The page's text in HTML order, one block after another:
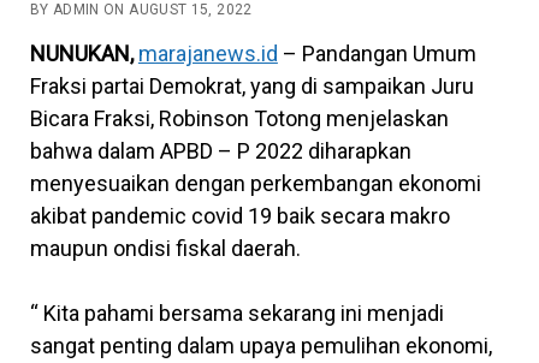
BY ADMIN ON AUGUST 15, 2022
NUNUKAN, marajanews.id – Pandangan Umum
Fraksi partai Demokrat, yang di sampaikan Juru
Bicara Fraksi, Robinson Totong menjelaskan
bahwa dalam APBD – P 2022 diharapkan
menyesuaikan dengan perkembangan ekonomi
akibat pandemic covid 19 baik secara makro
maupun ondisi fiskal daerah.
“ Kita pahami bersama sekarang ini menjadi
sangat penting dalam upaya pemulihan ekonomi,